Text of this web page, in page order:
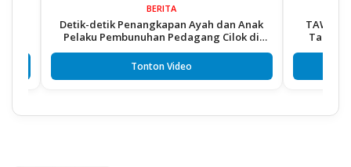
BERITA
Detik-detik Penangkapan Ayah dan Anak
Pelaku Pembunuhan Pedagang Cilok di
Cikupa
Tonton Video
TAWURAN
Tangkap 2